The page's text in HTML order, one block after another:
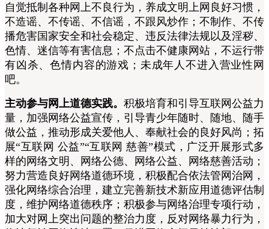
自觉抵制各种网上不良行为，养成文明上网良好习惯，
不造谣、不传谣、不信谣，不跟风炒作；不制作、不传
播危害国家安全和社会稳定、违反法律法规以及淫秽、
色情、迷信等有害信息；不点击不健康网站，不运行带
有凶杀、色情内容的游戏；未成年人不进入营业性网
吧。
主动参与网上道德实践。 积极培育和引导互联网公益力
量，加强网络公益宣传，引导青少年随时、随地、随手
做公益，推动形成关爱他人、奉献社会的良好风尚；拓
展“互联网 公益”“互联网 慈善”模式，广泛开展形式多
样的网络文明 、网络公德、网络公益、网络慈善活动；
努力营造良好网络道德环境，积极配合依法管网治网，
强化网络综合治理，建立完善新技术新应用道德评估制
度，维护网络道德秩序；积极参与网络治理专项行动，
加大对网上突出问题的整治力度，反对网络暴力行为，